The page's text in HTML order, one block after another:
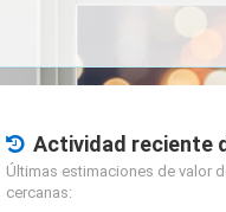
Actividad reciente
Últimas estimaciones de valor
cercanas: